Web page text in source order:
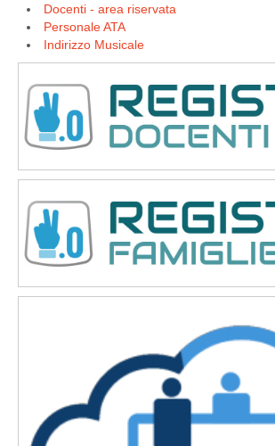
Docenti - area riservata
Personale ATA
Indirizzo Musicale